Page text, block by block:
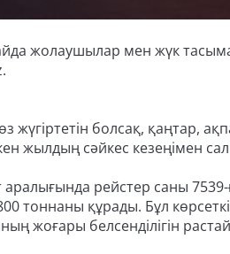
жолаушылар мен жүк
жүгіртетін болсақ, қаңтар,
жылдың сәйкес кезеңімен
рейстер саны
тоннаны құрады. Бұл
жоғары белсенділігін